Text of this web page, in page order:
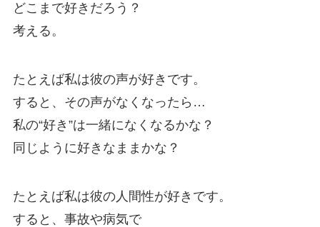
どこまで好きだろう？
考える。
たとえば私は彼の声が好きです。
すると、その声がなくなったら…
私の“好き”は一緒になくなるかな？
同じように好きなままかな？
たとえば私は彼の人間性が好きです。
すると、事故や病気で